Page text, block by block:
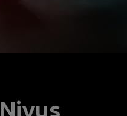
Nivus